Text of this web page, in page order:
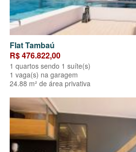
Flat Tambaú
R$ 476.822,00
1 quartos sendo 1 suíte(s)
1 vaga(s) na garagem
24.88 m² de área privativa